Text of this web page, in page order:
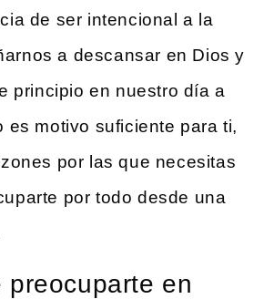
de ser intencional a la
a descansar en Dios y
principio en nuestro día a
es motivo suficiente para ti,
por las que necesitas
por todo desde una
preocuparte en